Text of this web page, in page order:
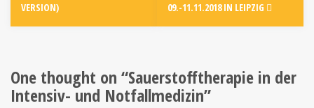
VERSION)
09.-11.11.2018 IN LEIPZIG
One thought on “Sauerstofftherapie in der
Intensiv- und Notfallmedizin”